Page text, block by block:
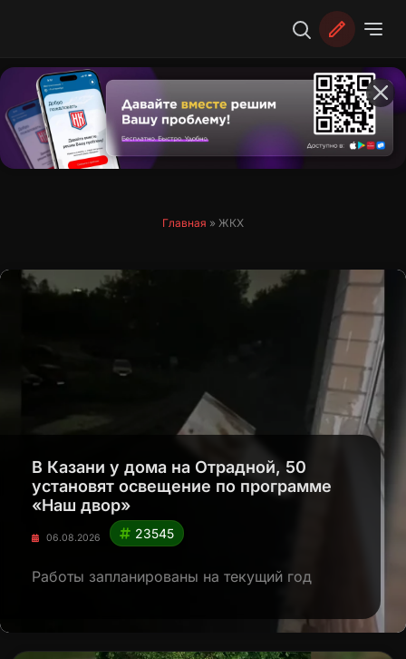
Главная » ЖКХ
В Казани у дома на Отрадной, 50
установят освещение по программе
«Наш двор»
06.08.2026 23545
Работы запланированы на текущий год